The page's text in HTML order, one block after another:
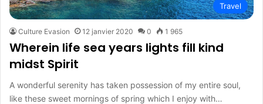
Travel
Culture Evasion 12 janvier 2020 0 1 965
Wherein life sea years lights fill kind
midst Spirit
A wonderful serenity has taken possession of my entire soul,
like these sweet mornings of spring which I enjoy with…